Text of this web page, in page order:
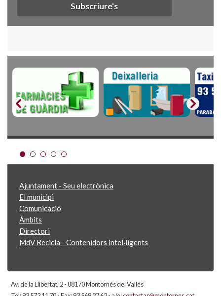
Subscriure's
Ajuntament - Seu electrònica
El municipi
Comunicació
Àmbits
Directori
MdV Recicla - Contenidors intel·ligents
Av. de la Llibertat, 2 - 08170 Montornès del Vallès